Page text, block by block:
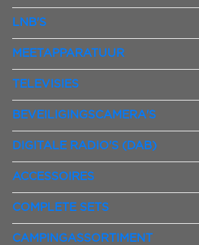
LNB'S
MEETAPPARATUUR
TELEVISIES
BEVEILIGINGSCAMERA'S
DIGITALE RADIO'S (DAB)
ACCESSOIRES
COMPLETE SETS
CAMPINGASSORTIMENT